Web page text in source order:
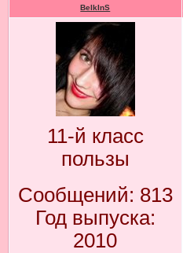
BelkInS
11-й класс
пользы
Сообщений: 813
Год выпуска:
2010